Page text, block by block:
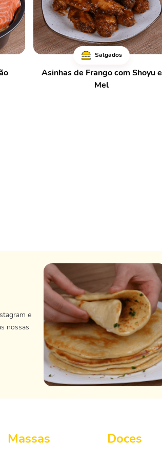
Salgados
Asinhas de Frango com Shoyu e
Mel
e
nossas
Massas Doces